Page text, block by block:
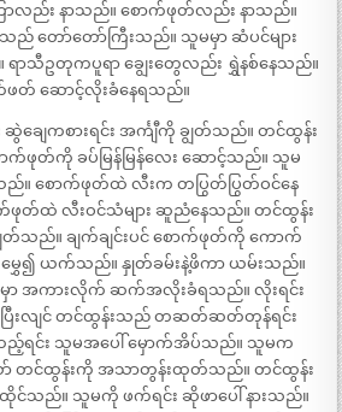
ောလည်း နာသည်။ စောက်ဖုတ်လည်း နာသည်။
ော်တော်ကြီးသည်။ သူမမှာ ဆံပင်များ
ရာသီဥတုကပူရာ ချွေးတွေလည်း ရွှဲနစ်နေသည်။
ဆောင့်လိုးခံနေရသည်။
ျေကစားရင်း အင်္ကျီကို ချွတ်သည်။ တင်ထွန်း
ဖုတ်ကို ခပ်မြန်မြန်လေး ဆောင့်သည်။ သူမ
။ စောက်ဖုတ်ထဲ လီးက တပြွတ်ပြွတ်ဝင်နေ
ဖုတ်ထဲ လီးဝင်သံများ ဆူညံနေသည်။ တင်ထွန်း
ည်။ ချက်ချင်းပင် စောက်ဖုတ်ကို ကောက်
၍ ယက်သည်။ နှုတ်ခမ်းနဲ့ဖိကာ ယမ်းသည်။
မမှာ အကားလိုက် ဆက်အလိုးခံရသည်။ လိုးရင်း
ြီးလျင် တင်ထွန်းသည် တဆတ်ဆတ်တုန်ရင်း
ရင်း သူမအပေါ် မှောက်အိပ်သည်။ သူမက
ာ် တင်ထွန်းကို အသာတွန်းထုတ်သည်။ တင်ထွန်း
။ သူမကို ဖက်ရင်း ဆိုဖာပေါ် နားသည်။